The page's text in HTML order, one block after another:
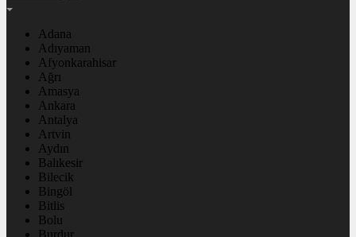
Adana
Adıyaman
Afyonkarahisar
Ağrı
Amasya
Ankara
Antalya
Artvin
Aydın
Balıkesir
Bilecik
Bingöl
Bitlis
Bolu
Burdur